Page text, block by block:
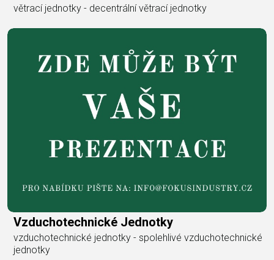
větrací jednotky - decentrální větrací jednotky
Vzduchotechnické Jednotky
vzduchotechnické jednotky - spolehlivé vzduchotechnické
jednotky